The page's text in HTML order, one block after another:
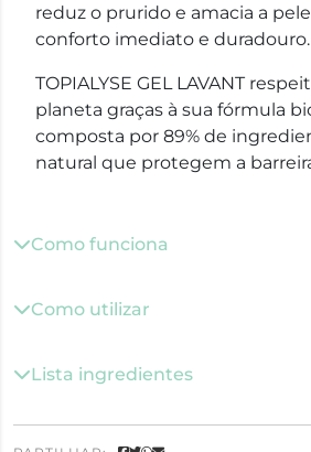
reduz o prurido e amacia a
conforto imediato e duradouro.
TOPIALYSE GEL LAVANT
planeta graças à sua fórmula
composta por 89% de
natural que protegem a
Como funciona
Como utilizar
Lista ingredientes